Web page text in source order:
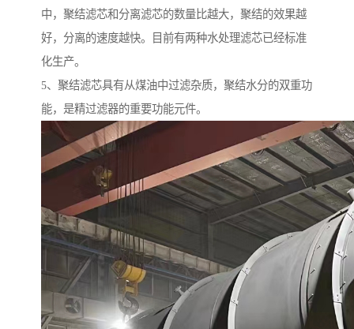
中，聚结滤芯和分离滤芯的数量比越大，聚结的效果越
好，分离的速度越快。目前有两种水处理滤芯已经标准
化生产。
5、聚结滤芯具有从煤油中过滤杂质，聚结水分的双重功
能，是精过滤器的重要功能元件。